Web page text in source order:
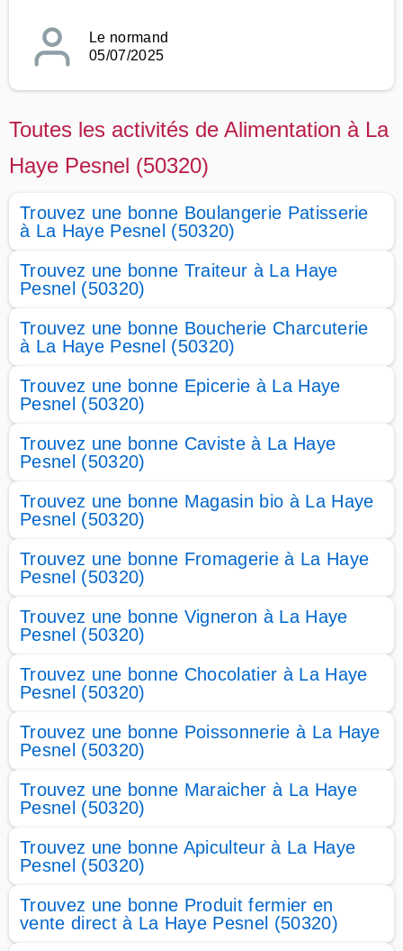
Le normand
05/07/2025
Toutes les activités de Alimentation à La
Haye Pesnel (50320)
Trouvez une bonne Boulangerie Patisserie
à La Haye Pesnel (50320)
Trouvez une bonne Traiteur à La Haye
Pesnel (50320)
Trouvez une bonne Boucherie Charcuterie
à La Haye Pesnel (50320)
Trouvez une bonne Epicerie à La Haye
Pesnel (50320)
Trouvez une bonne Caviste à La Haye
Pesnel (50320)
Trouvez une bonne Magasin bio à La Haye
Pesnel (50320)
Trouvez une bonne Fromagerie à La Haye
Pesnel (50320)
Trouvez une bonne Vigneron à La Haye
Pesnel (50320)
Trouvez une bonne Chocolatier à La Haye
Pesnel (50320)
Trouvez une bonne Poissonnerie à La Haye
Pesnel (50320)
Trouvez une bonne Maraicher à La Haye
Pesnel (50320)
Trouvez une bonne Apiculteur à La Haye
Pesnel (50320)
Trouvez une bonne Produit fermier en
vente direct à La Haye Pesnel (50320)